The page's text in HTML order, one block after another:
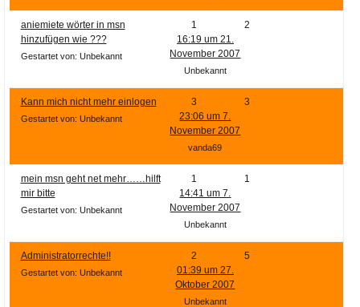
aniemiete wörter in msn
hinzufügen wie ???
Gestartet von: Unbekannt
1
2
16:19 um 21.
November 2007
Unbekannt
Kann mich nicht mehr einlogen
Gestartet von: Unbekannt
3
3
23:06 um 7.
November 2007
vanda69
mein msn geht net mehr……hilft
mir bitte
Gestartet von: Unbekannt
1
1
14:41 um 7.
November 2007
Unbekannt
Administratorrechte!!
Gestartet von: Unbekannt
2
5
01:39 um 27.
Oktober 2007
Unbekannt